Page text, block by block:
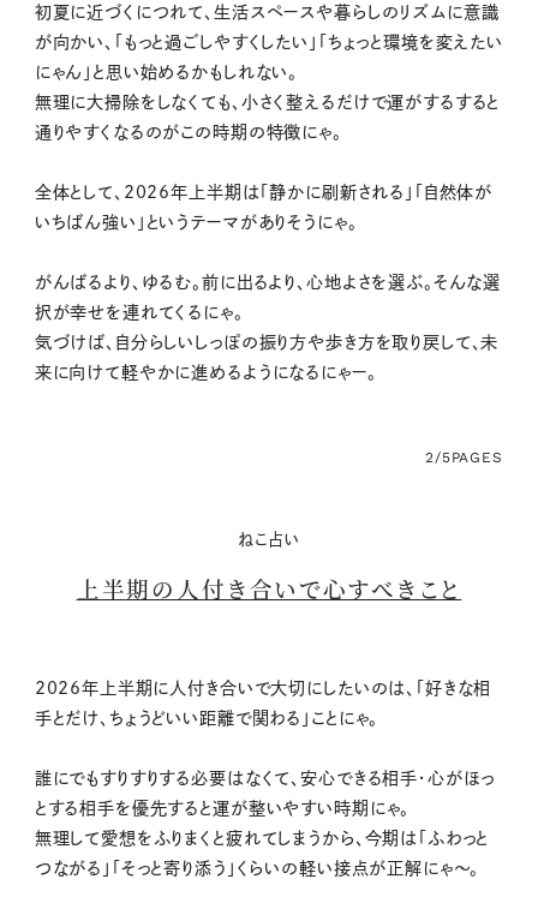
初夏に近づくにつれて、生活スペースや暮らしのリズムに意識
が向かい、「もっと過ごしやすくしたい」「ちょっと環境を変えたい
にゃん」と思い始めるかもしれない。
無理に大掃除をしなくても、小さく整えるだけで運がするすると
通りやすくなるのがこの時期の特徴にゃ。
全体として、2026年上半期は「静かに刷新される」「自然体が
いちばん強い」というテーマがありそうにゃ。
がんばるより、ゆるむ。前に出るより、心地よさを選ぶ。そんな選
択が幸せを連れてくるにゃ。
気づけば、自分らしいしっぽの振り方や歩き方を取り戻して、未
来に向けて軽やかに進めるようになるにゃー。
2/5PAGES
ねこ占い
上半期の人付き合いで心すべきこと
2026年上半期に人付き合いで大切にしたいのは、「好きな相
手とだけ、ちょうどいい距離で関わる」ことにゃ。
誰にでもすりすりする必要はなくて、安心できる相手・心がほっ
とする相手を優先すると運が整いやすい時期にゃ。
無理して愛想をふりまくと疲れてしまうから、今期は「ふわっと
つながる」「そっと寄り添う」くらいの軽い接点が正解にゃ〜。